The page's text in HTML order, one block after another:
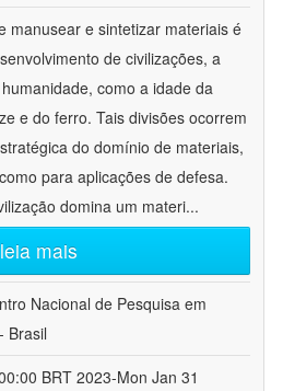
manusear e sintetizar materiais é
de civilizações, a
como a idade da
e do ferro. Tais divisões ocorrem
do domínio de materiais,
para aplicações de defesa.
domina um materi...
leia mais
Nacional de Pesquisa em
Brasil
BRT 2023-Mon Jan 31